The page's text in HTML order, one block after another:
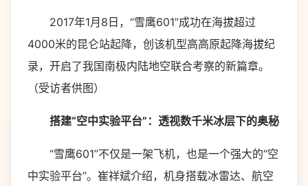
2017年1月8日，“雪鹰601”成功在海拔超过
4000米的昆仑站起降，创该机型高高原起降海拔纪
录，开启了我国南极内陆地空联合考察的新篇章。
（受访者供图）
搭建“空中实验平台”：透视数千米冰层下的奥秘
“雪鹰601”不仅是一架飞机，也是一个强大的“空
中实验平台”。崔祥斌介绍，机身搭载冰雷达、航空